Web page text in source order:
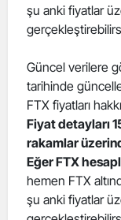
şu anki fiyatlar
Güncel verilere
tarihinde
FTX fiyatları
Fiyat detayları
rakamlar
Eğer FTX
hemen FTX
şu anki fiyatlar